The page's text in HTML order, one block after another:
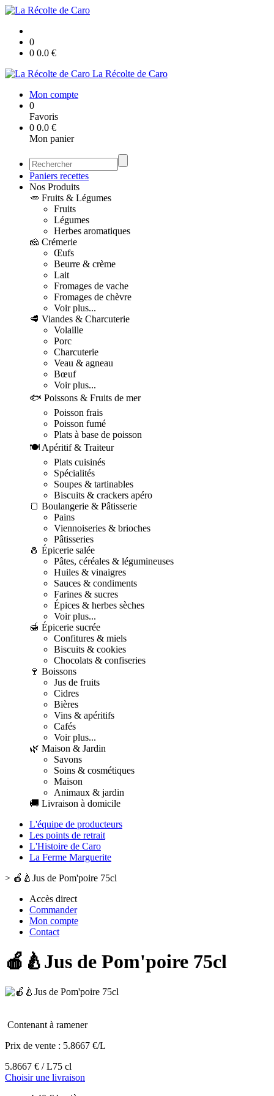
0
0 0.0 €
La Récolte de Caro
Mon compte
0
Favoris
0 0.0 €
Mon panier
Paniers recettes
Nos Produits
🥕 Fruits & Légumes
Fruits
Légumes
Herbes aromatiques
🧀 Crémerie
Œufs
Beurre & crème
Lait
Fromages de vache
Fromages de chèvre
Voir plus...
🥩 Viandes & Charcuterie
Volaille
Porc
Charcuterie
Veau & agneau
Bœuf
Voir plus...
🐟 Poissons & Fruits de mer
Poisson frais
Poisson fumé
Plats à base de poisson
🍽️ Apéritif & Traiteur
Plats cuisinés
Spécialités
Soupes & tartinables
Biscuits & crackers apéro
🍞 Boulangerie & Pâtisserie
Pains
Viennoiseries & brioches
Pâtisseries
🧂 Épicerie salée
Pâtes, céréales & légumineuses
Huiles & vinaigres
Sauces & condiments
Farines & sucres
Épices & herbes sèches
Voir plus...
🍯 Épicerie sucrée
Confitures & miels
Biscuits & cookies
Chocolats & confiseries
🍷 Boissons
Jus de fruits
Cidres
Bières
Vins & apéritifs
Cafés
Voir plus...
🌿 Maison & Jardin
Savons
Soins & cosmétiques
Maison
Animaux & jardin
🚚 Livraison à domicile
L'équipe de producteurs
Les points de retrait
L'Histoire de Caro
La Ferme Marguerite
> 🍎🍐Jus de Pom'poire 75cl
Accès direct
Commander
Mon compte
Contact
🍎🍐Jus de Pom'poire 75cl
Contenant à ramener
Prix de vente : 5.8667 €/L
5.8667 € / L75 cl
Choisir une livraison